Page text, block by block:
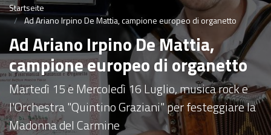
Startseite
Ad Ariano Irpino De Mattia, campione europeo di organetto
Ad Ariano Irpino De Mattia,
campione europeo di organetto
Martedì 15 e Mercoledì 16 Luglio, musica rock e
l'Orchestra "Quintino Graziani" per festeggiare la
Madonna del Carmine